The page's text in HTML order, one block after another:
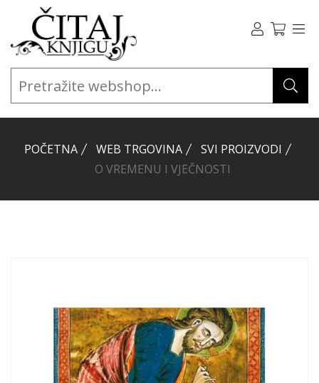
POČETNA WEB TRGOVINA
SVI PROIZVODI
O VREMENU I VJEČNOSTI